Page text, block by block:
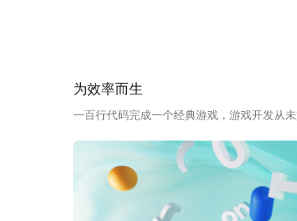
为效率而生
一百行代码完成一个经典游戏，游戏开发从